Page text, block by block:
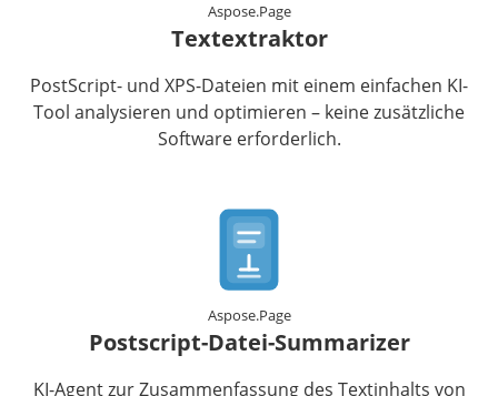
Aspose.Page
Textextraktor
PostScript- und XPS-Dateien mit einem einfachen KI-
Tool analysieren und optimieren – keine zusätzliche
Software erforderlich.
Aspose.Page
Postscript-Datei-Summarizer
KI-Agent zur Zusammenfassung des Textinhalts von